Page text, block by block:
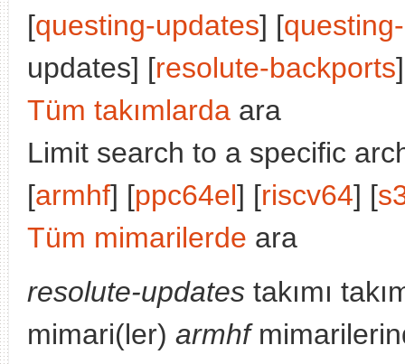
[questing-updates] [
updates] [resolute-backports
Tüm takımlarda ara
Limit search to a specific
[armhf] [ppc64el] [riscv64] [
Tüm mimarilerde ara
resolute-updates takımı
mimari(ler) armhf